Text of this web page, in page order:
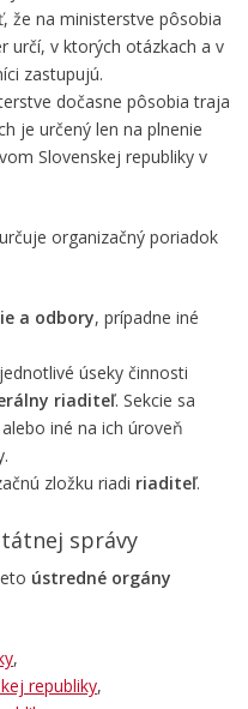
že na ministerstve pôsobia
určí, v ktorých otázkach a v
zastupujú.
dočasne pôsobia traja
je určený len na plnenie
Slovenskej republiky v
organizačný poriadok
a odbory, prípadne iné
úseky činnosti
riaditeľ. Sekcie sa
iné na ich úroveň
zložku riadi riaditeľ.
správy
ústredné orgány
,
republiky,